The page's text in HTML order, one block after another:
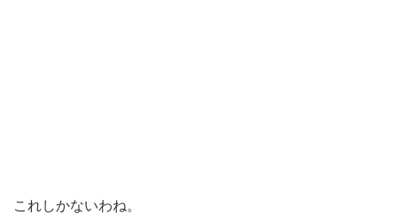
これしかないわね。